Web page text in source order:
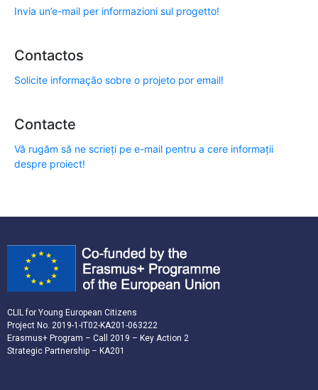
Invia un’e-mail per informazioni sul progetto!
Contactos
Solicite informação sobre o projeto por email!
Contacte
Vă rugăm să ne scrieți pe e-mail pentru a cere informații
despre proiect!
CLIL for Young European Citizens
Project No. 2019-1-IT02-KA201-063222
Erasmus+ Program – Call 2019 – Key Action 2
Strategic Partnership – KA201